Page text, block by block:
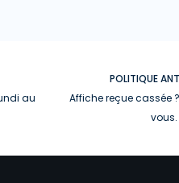
au
POLITIQUE
Affiche reçue cassée
vous.